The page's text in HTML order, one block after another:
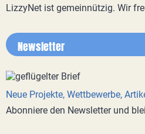
LizzyNet ist gemeinnützig. Wir
Newsletter
Neue Projekte, Wettbewerbe,
Abonniere den Newsletter und